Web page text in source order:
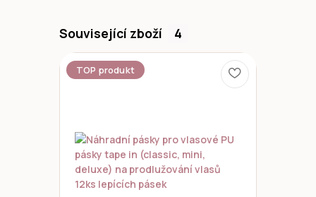
Související zboží 4
TOP produkt